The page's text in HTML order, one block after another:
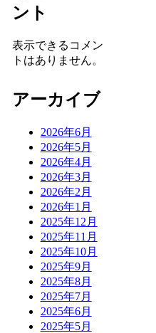
ント
表示できるコメン
トはありません。
アーカイブ
2026年6月
2026年5月
2026年4月
2026年3月
2026年2月
2026年1月
2025年12月
2025年11月
2025年10月
2025年9月
2025年8月
2025年7月
2025年6月
2025年5月